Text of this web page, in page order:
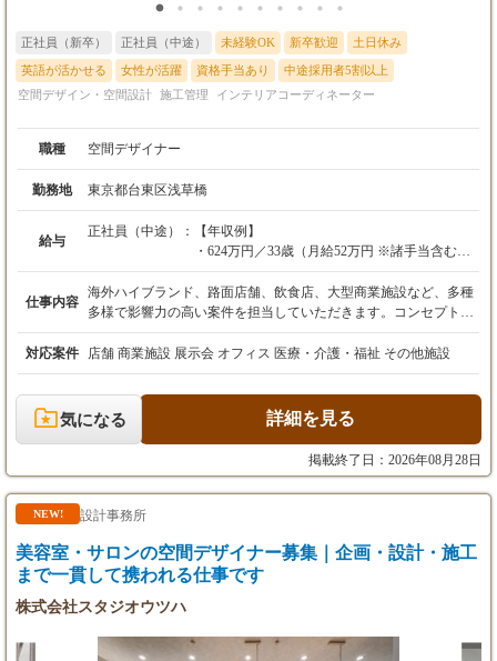
正社員（新卒） 正社員（中途） 未経験OK 新卒歓迎 土日休み
英語が活かせる 女性が活躍 資格手当あり
中途採用者5割以上
空間デザイン・空間設計 施工管理 インテリアコーディネーター
職種 空間デザイナー
勤務地 東京都台東区浅草橋
給与
正社員（中途）：
【年収例】
・624万円／33歳（月給52万円 ※諸手当含む）
・580万円／30歳（月給48万円 ※諸手当含む）
【給与】
経験1年未満の方（アシスタント/施工管理）
月給30万円～
想定年収360万円～
経験2年以上の方（デザイナー/施工管理）
月給35万円～
※上記金額は最低保証額です。
【残業代】
仕事内容
海外ハイブランド、路面店舗、飲食店、大型商業施設など、多種
多様で影響力の高い案件を担当していただきます。コンセプト立
案からお引き渡しまで、プロジェクト全体を一貫してお任せいた
します。 空間を創造するデザイナーとして、コンセプト立案から
引き渡しまで、プロジェクト全体を一貫してご担当いただきま
す。机上のデザインだけでなく、自ら描いた空間が現実になるま
での全工程に責任と裁量を持つ。それが私たちのデザイナーのス
タイルです。 案件は関東、関西だけでなく、日本全国で行ってお
ります。 また海外クライアントからの案件もございます。 【プ
ロジェクトの一例】 ・ヒアリング,現地調査 現地調査をしつつ、
施主様からのヒアリングを行います ・プランニング,デザイン プ
ランニングを行い、施主様からの希望を元にデザインを提案しま
施主様へ提示しプレゼンを行います。 ・実施設計,各種手配 実施
設計を進めつつ、施工チームと工程調整、打合せを行います。 ・
施工チームと共に連携をとり、施工を進めます。 またデザイン管
験等によっては上長の担当となる場合があります。 ・引き渡し
対応案件 店舗 商業施設 展示会 オフィス 医療・介護・福祉 その他施設
気になる 詳細を見る
掲載終了日：2026年08月28日
NEW! 設計事務所
美容室・サロンの空間デザイナー募集｜企画・設計・施工
まで一貫して携われる仕事です
株式会社スタジオウツハ